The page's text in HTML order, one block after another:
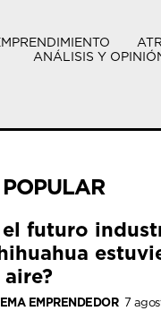
ANÁLISIS Y
el futuro
EMPRENDEDOR 7